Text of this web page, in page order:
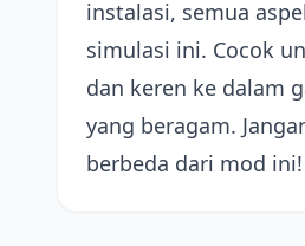
instalasi, semua
simulasi ini. Cocok
dan keren ke dalam
yang beragam.
berbeda dari mod ini!